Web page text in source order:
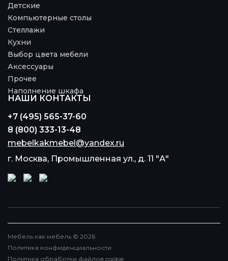
Детские
Компьютерные столы
Стеллажи
Кухни
Выбор цвета мебели
Аксессуары
Прочее
Наполнение шкафа
НАШИ КОНТАКТЫ
+7 (495) 565-37-60
8 (800) 333-13-48
mebelkakmebel@yandex.ru
г. Москва, Промышленная ул., д. 11 "А"
Мебель как мебель © 2026
Политика конфиденциальности
Политика обработки файлов cookie